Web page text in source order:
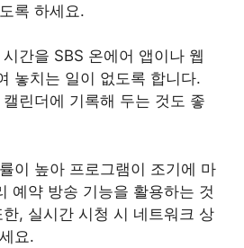
록 하세요.
간을 SBS 온에어 앱이나 웹
놓치는 일이 없도록 합니다.
린더에 기록해 두는 것도 좋
이 높아 프로그램이 조기에 마
예약 방송 기능을 활용하는 것
, 실시간 시청 시 네트워크 상
요.